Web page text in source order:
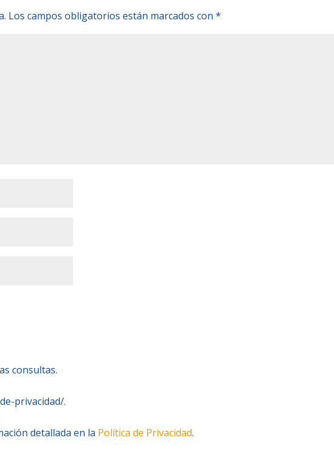
Los campos obligatorios están marcados con*
consultas.
privacidad/.
detallada en la Política de Privacidad.